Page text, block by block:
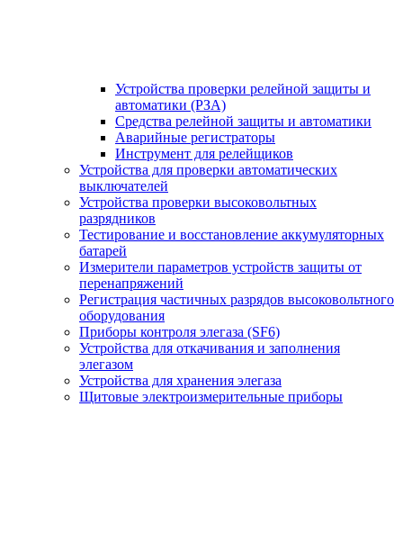
Устройства проверки релейной защиты и
автоматики (РЗА)
Средства релейной защиты и автоматики
Аварийные регистраторы
Инструмент для релейщиков
Устройства для проверки автоматических
выключателей
Устройства проверки высоковольтных
разрядников
Тестирование и восстановление аккумуляторных
батарей
Измерители параметров устройств защиты от
перенапряжений
Регистрация частичных разрядов высоковольтного
оборудования
Приборы контроля элегаза (SF6)
Устройства для откачивания и заполнения
элегазом
Устройства для хранения элегаза
Щитовые электроизмерительные приборы